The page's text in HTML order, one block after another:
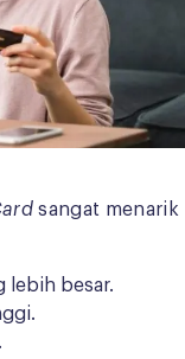
sangat menarik
lebih besar.